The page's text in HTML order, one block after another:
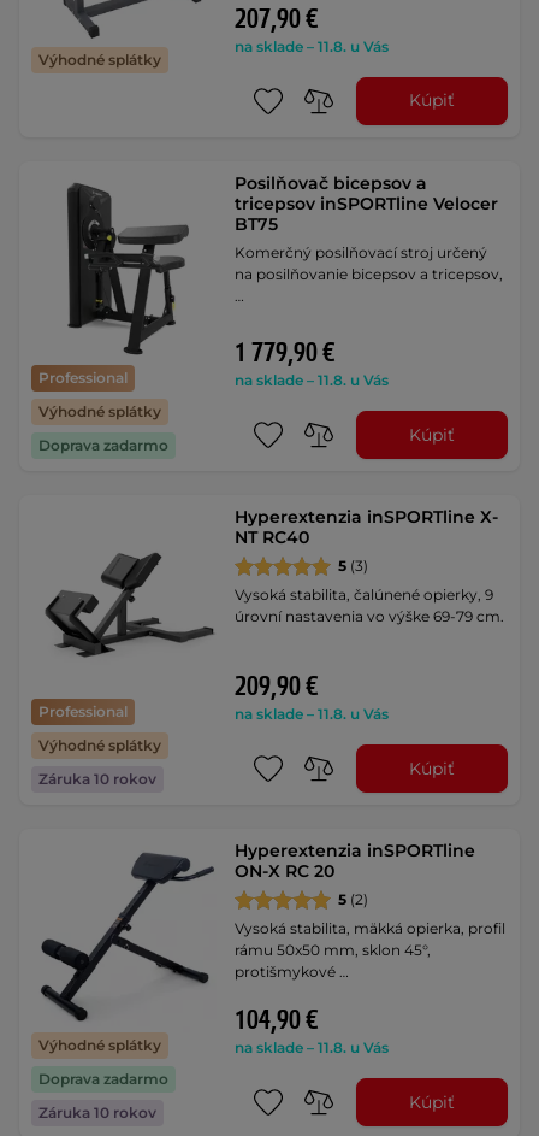
Výhodné splátky
207,90 €
na sklade – 11.8. u Vás
Kúpiť
Professional
Výhodné splátky
Doprava zadarmo
Posilňovač bicepsov a
tricepsov inSPORTline Velocer
BT75
Komerčný posilňovací stroj určený
na posilňovanie bicepsov a tricepsov,
1 779,90 €
na sklade – 11.8. u Vás
Kúpiť
Professional
Výhodné splátky
Záruka 10 rokov
Hyperextenzia inSPORTline X-
NT RC40
5 (3)
Vysoká stabilita, čalúnené opierky, 9
úrovní nastavenia vo výške 69-79 cm.
209,90 €
na sklade – 11.8. u Vás
Kúpiť
Výhodné splátky
Doprava zadarmo
Záruka 10 rokov
Hyperextenzia inSPORTline
ON-X RC 20
5 (2)
Vysoká stabilita, mäkká opierka, profil
rámu 50x50 mm, sklon 45°,
protišmykové …
104,90 €
na sklade – 11.8. u Vás
Kúpiť